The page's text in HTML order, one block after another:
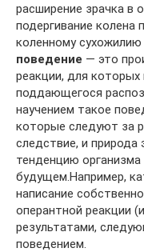
расширение зрачка в
подергивание колена
коленному
поведение — это
реакции, для
поддающегося
научением такое
которые следуют за
следствие, и природа
тенденцию
будущем.Например,
написание
оперантной реакции
результатами,
поведением.